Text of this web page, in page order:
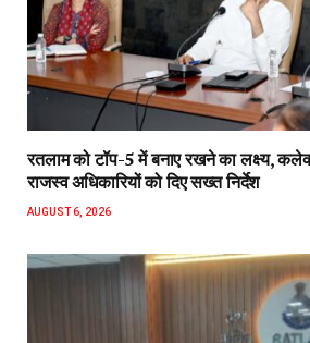
रतलाम को टॉप-5 में बनाए रखने का लक्ष्य,
राजस्व अधिकारियों को दिए सख्त निर्देश
AUGUST 6, 2026